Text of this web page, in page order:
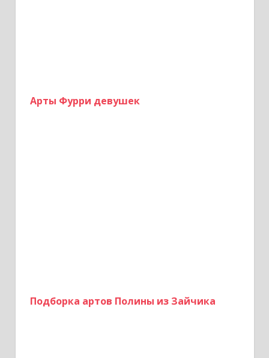
Арты Фурри девушек
Подборка артов Полины из Зайчика